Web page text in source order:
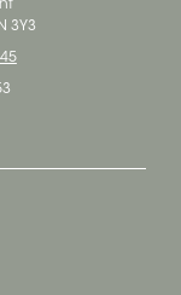
3Y3